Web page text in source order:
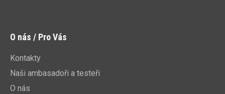
O nás / Pro Vás
Kontakty
Naši ambasadoři a testeři
O nás